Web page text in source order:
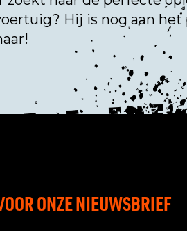
Hij is nog aan het
ONZE NIEUWSBRIEF